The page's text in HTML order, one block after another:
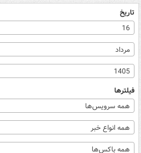
تاریخ
16
مرداد
1405
فیلترها
همه سرویس‌ها
همه انواع خبر
همه باکس‌ها